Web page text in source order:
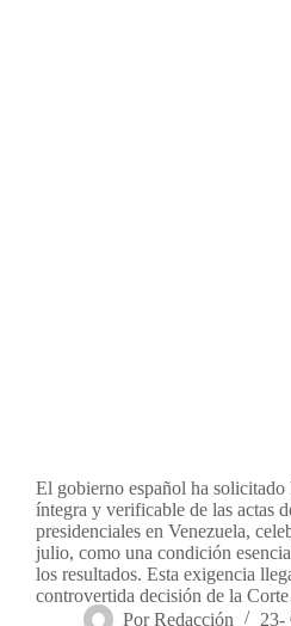
El gobierno español ha
íntegra y verificable de las actas
presidenciales en Venezuela,
julio, como una condición
los resultados. Esta exigencia
controvertida decisión de la
Por Redacción 23-